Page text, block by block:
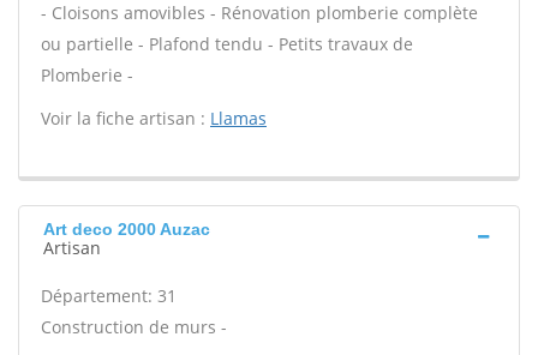
- Cloisons amovibles - Rénovation plomberie complète
ou partielle - Plafond tendu - Petits travaux de
Plomberie -
Voir la fiche artisan : Llamas
Art deco 2000 Auzac
Artisan
Département: 31
Construction de murs -